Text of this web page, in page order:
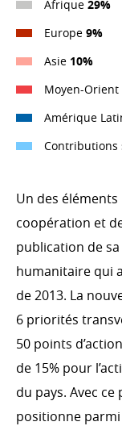
Afrique 29%
Europe 9%
Asie 10%
Moyen-Orient
Amérique
Contributions
Un des
coopération et
publication de
humanitaire qui
de 2013. La
6 priorités
50 points
de 15% pour
du pays. Avec
positionne